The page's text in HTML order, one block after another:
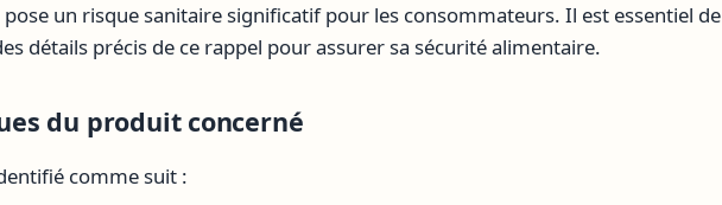
un risque sanitaire significatif pour les consommateurs. Il est essentiel de
détails précis de ce rappel pour assurer sa sécurité alimentaire.
du produit concerné
comme suit :